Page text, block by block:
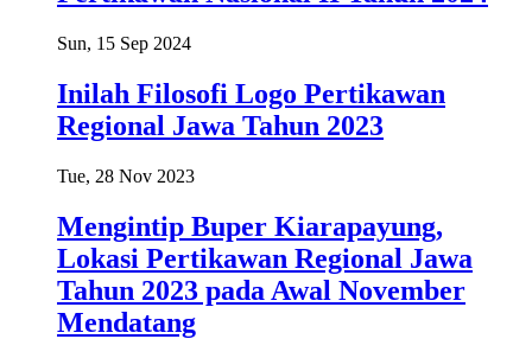
Sun, 15 Sep 2024
Inilah Filosofi Logo Pertikawan
Regional Jawa Tahun 2023
Tue, 28 Nov 2023
Mengintip Buper Kiarapayung,
Lokasi Pertikawan Regional Jawa
Tahun 2023 pada Awal November
Mendatang